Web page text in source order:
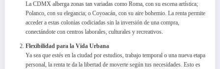
La CDMX alberga zonas tan variadas como Roma, con su escena artística;
Polanco, con su elegancia; o Coyoacán, con su aire bohemio. La renta permite
acceder a estas colonias codiciadas sin la inversión de una compra,
conectándote con centros laborales, culturales y recreativos.
Flexibilidad para la Vida Urbana
Ya sea que estés en la ciudad por estudios, trabajo temporal o una nueva etapa
personal, la renta te da la libertad de moverte según tus necesidades. Esto es